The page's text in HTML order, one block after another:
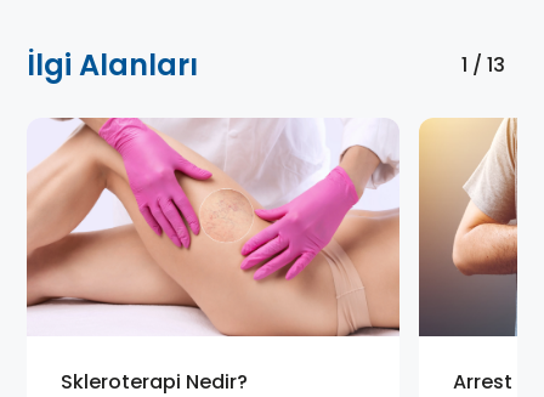
İlgi Alanları 1 / 13
Skleroterapi Nedir?
Arrest